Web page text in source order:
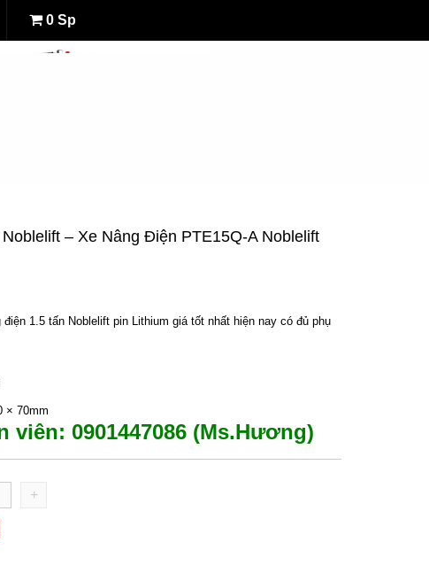
0 Sp
– Xe Nâng Điện PTE15Q-A Noblelift
1.5 tấn Noblelift pin Lithium giá tốt nhất hiện nay có đủ phụ
× 70mm
viên: 0901447086 (Ms.Hương)
+